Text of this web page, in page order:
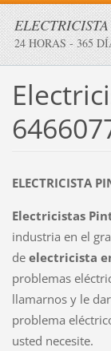
24 HORAS - 365
ELECTRICISTA
Electricistas
industria en el
de electricista
problemas
llamarnos y le
problema
usted necesite.